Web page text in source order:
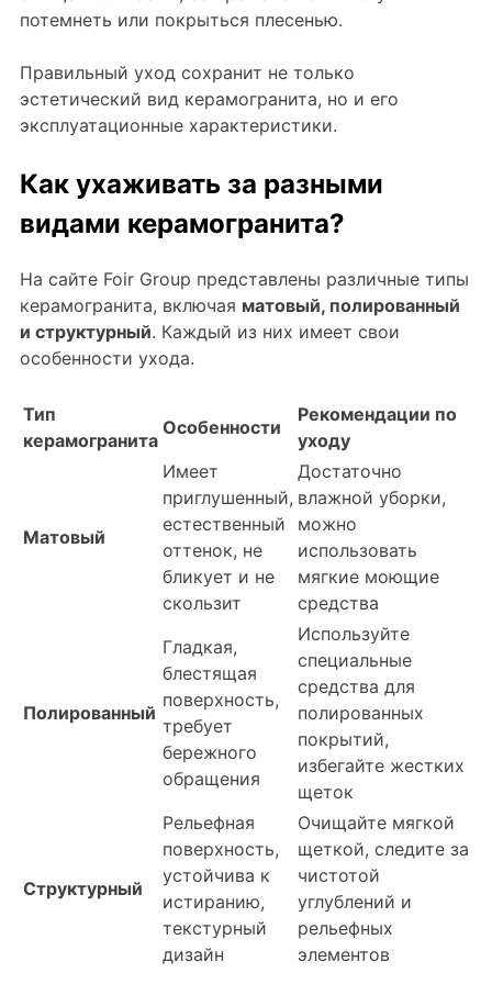
потемнеть или покрыться плесенью.
Правильный уход сохранит не только
эстетический вид керамогранита, но и его
эксплуатационные характеристики.
Как ухаживать за разными
видами керамогранита?
На сайте Foir Group представлены различные типы
керамогранита, включая матовый, полированный
и структурный. Каждый из них имеет свои
особенности ухода.
Тип
керамогранита
Особенности
Рекомендации по
уходу
Матовый
Имеет
приглушенный,
естественный
оттенок, не
бликует и не
скользит
Достаточно
влажной уборки,
можно
использовать
мягкие моющие
средства
Полированный
Гладкая,
блестящая
поверхность,
требует
бережного
обращения
Используйте
специальные
средства для
полированных
покрытий,
избегайте жестких
щеток
Структурный
Рельефная
поверхность,
устойчива к
истиранию,
текстурный
дизайн
Очищайте мягкой
щеткой, следите за
чистотой
углублений и
рельефных
элементов